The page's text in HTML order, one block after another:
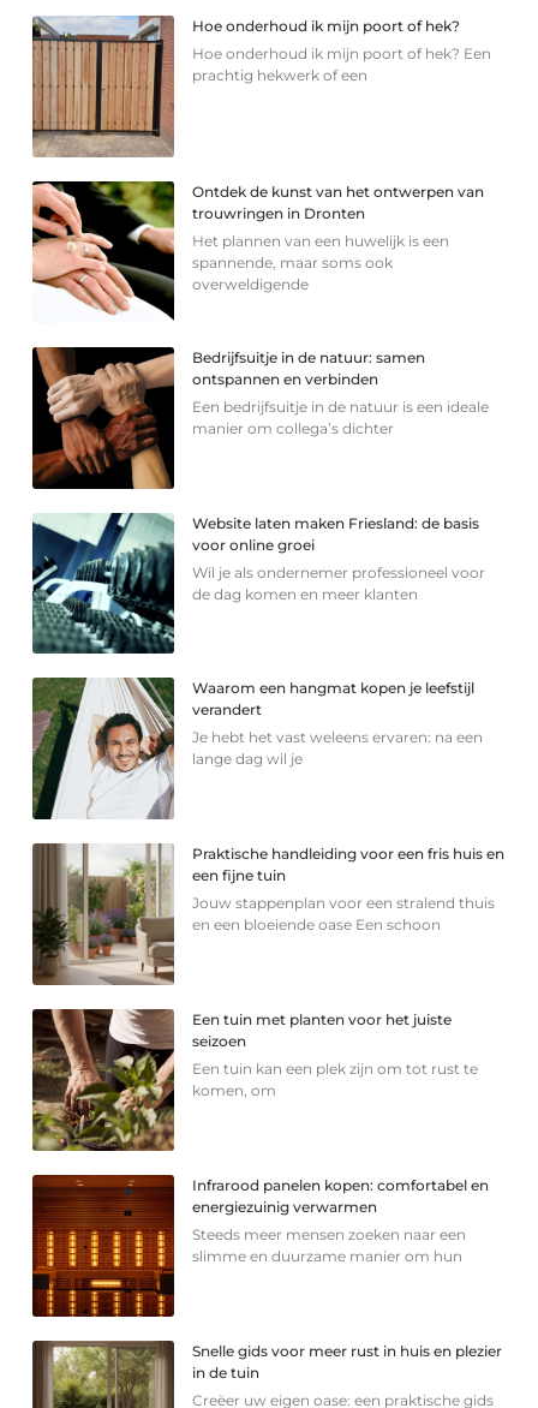
Hoe onderhoud ik mijn poort of hek?
Hoe onderhoud ik mijn poort of hek? Een
prachtig hekwerk of een
Ontdek de kunst van het ontwerpen van
trouwringen in Dronten
Het plannen van een huwelijk is een
spannende, maar soms ook
overweldigende
Bedrijfsuitje in de natuur: samen
ontspannen en verbinden
Een bedrijfsuitje in de natuur is een ideale
manier om collega’s dichter
Website laten maken Friesland: de basis
voor online groei
Wil je als ondernemer professioneel voor
de dag komen en meer klanten
Waarom een hangmat kopen je leefstijl
verandert
Je hebt het vast weleens ervaren: na een
lange dag wil je
Praktische handleiding voor een fris huis en
een fijne tuin
Jouw stappenplan voor een stralend thuis
en een bloeiende oase Een schoon
Een tuin met planten voor het juiste
seizoen
Een tuin kan een plek zijn om tot rust te
komen, om
Infrarood panelen kopen: comfortabel en
energiezuinig verwarmen
Steeds meer mensen zoeken naar een
slimme en duurzame manier om hun
Snelle gids voor meer rust in huis en plezier
in de tuin
Creëer uw eigen oase: een praktische gids